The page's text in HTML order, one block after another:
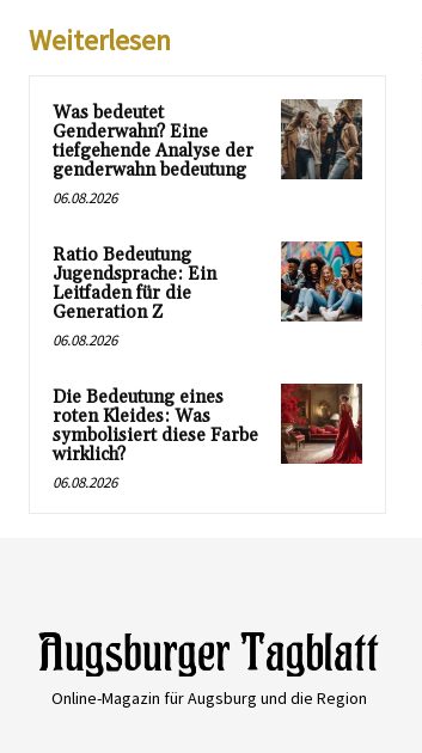
Weiterlesen
Was bedeutet
Genderwahn? Eine
tiefgehende Analyse der
genderwahn bedeutung
06.08.2026
Ratio Bedeutung
Jugendsprache: Ein
Leitfaden für die
Generation Z
06.08.2026
Die Bedeutung eines
roten Kleides: Was
symbolisiert diese Farbe
wirklich?
06.08.2026
Online-Magazin für Augsburg und die Region